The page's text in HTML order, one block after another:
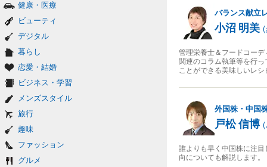
健康・医療
ビューティ
デジタル
暮らし
恋愛・結婚
ビジネス・学習
メンズスタイル
旅行
趣味
ファッション
グルメ
バランス献立
小沼 明美 (
管理栄養士＆フードコー
関連のコラム執筆等を行
ことができる美味しいレ
外国株・中国
戸松 信博 (
誰よりも早く中国株に注
向についても解説します。